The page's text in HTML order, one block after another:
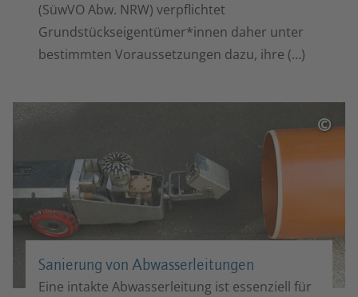
(SüwVO Abw. NRW) verpflichtet
Grundstückseigentümer*innen daher unter
bestimmten Voraussetzungen dazu, ihre (…)
©
Sanierung von Abwasser­leitungen
Eine intakte Abwasserleitung ist essenziell für